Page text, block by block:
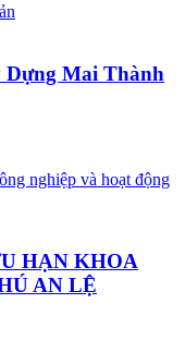
Mai Thành
nghiệp và hoạt động
HẠN KHOA
AN LỆ